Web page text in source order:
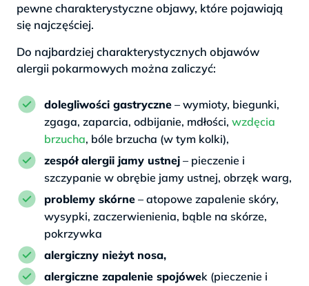
pewne charakterystyczne objawy, które pojawiają
się najczęściej.
Do najbardziej charakterystycznych objawów
alergii pokarmowych można zaliczyć:
dolegliwości gastryczne – wymioty, biegunki,
zgaga, zaparcia, odbijanie, mdłości, wzdęcia
brzucha, bóle brzucha (w tym kolki),
zespół alergii jamy ustnej – pieczenie i
szczypanie w obrębie jamy ustnej, obrzęk warg,
problemy skórne – atopowe zapalenie skóry,
wysypki, zaczerwienienia, bąble na skórze,
pokrzywka
alergiczny nieżyt nosa,
alergiczne zapalenie spojówek (pieczenie i